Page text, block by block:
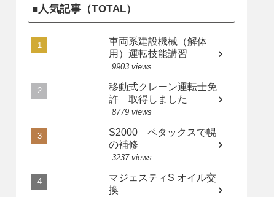
■人気記事（TOTAL）
車両系建設機械（解体
用）運転技能講習
9903 views
移動式クレーン運転士免
許 取得しました
8779 views
S2000 ペタックスで幌
の補修
3237 views
マジェスティS オイル交
換